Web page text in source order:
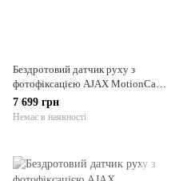
Бездротовий датчик руху з
фотофіксацією AJAX MotionCam
Outdoor PhOD (white)
7 699 грн
Немає в наявності